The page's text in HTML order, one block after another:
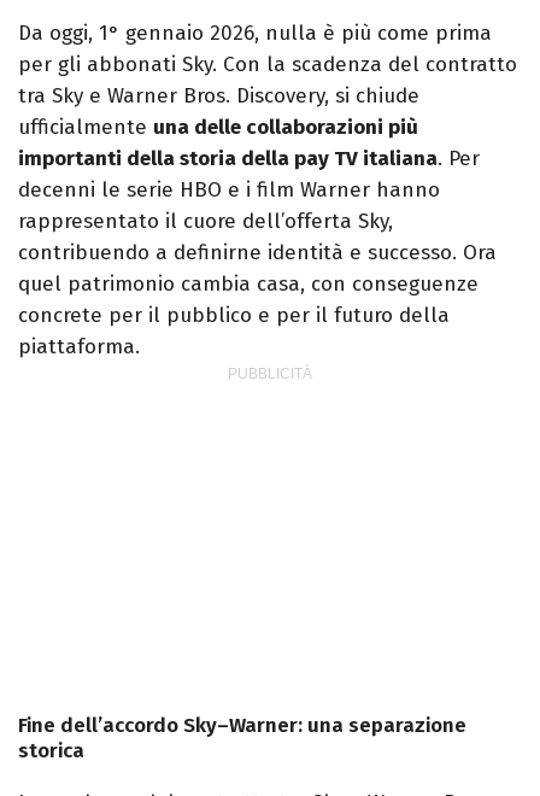
videomaking e scrittura sono il mio
passatempo preferito.
Da oggi, 1° gennaio 2026, nulla è più come prima
per gli abbonati Sky. Con la scadenza del contratto
tra Sky e Warner Bros. Discovery, si chiude
ufficialmente una delle collaborazioni più
importanti della storia della pay TV italiana. Per
decenni le serie HBO e i film Warner hanno
rappresentato il cuore dell’offerta Sky,
contribuendo a definirne identità e successo. Ora
quel patrimonio cambia casa, con conseguenze
concrete per il pubblico e per il futuro della
piattaforma.
Fine dell’accordo Sky–Warner: una separazione
storica